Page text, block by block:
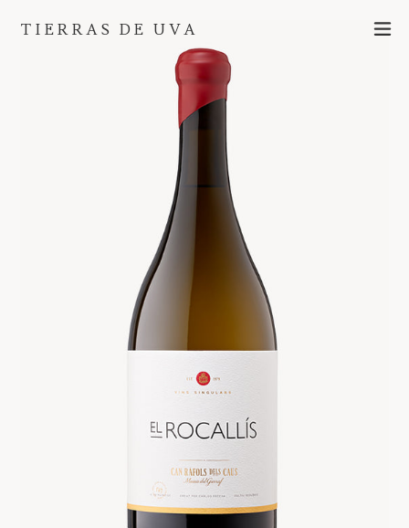
directamente
TIERRAS DE UVA